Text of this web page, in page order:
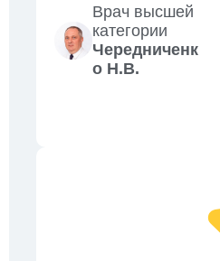
Врач высшей
категории
Чередниченк
о Н.В.